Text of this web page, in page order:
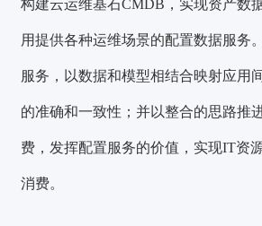
构建云运维基石CMDB，实现资产数
用提供各种运维场景的配置数据服务
服务，以数据和模型相结合映射应用
的准确和一致性；并以整合的思路推
费，发挥配置服务的价值，实现IT资
消费。